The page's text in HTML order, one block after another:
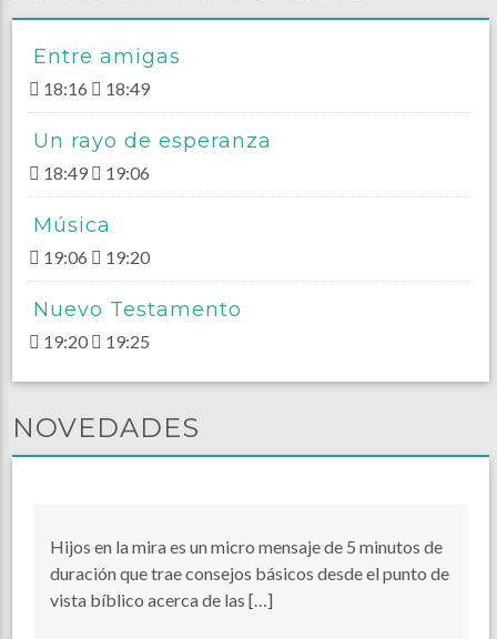
Entre amigas
18:16 18:49
Un rayo de esperanza
18:49 19:06
Música
19:06 19:20
Nuevo Testamento
19:20 19:25
NOVEDADES
Hijos en la mira es un micro mensaje de 5 minutos de
duración que trae consejos básicos desde el punto de
vista bíblico acerca de las […]